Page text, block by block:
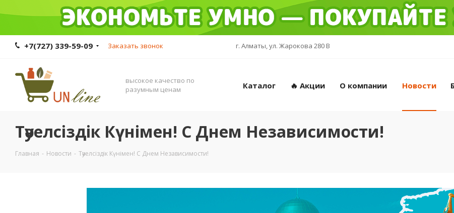
+7(727) 339-59-09 Заказать звонок г. Алматы, ул. Жарокова 280 В
высокое качество по
разумным ценам
Каталог 🔥 Акции О компании Новости
Тәуелсіздік Күнімен! С Днем Независимости!
Главная - Новости - Тәуелсіздік Күнімен! С Днем Независимости!